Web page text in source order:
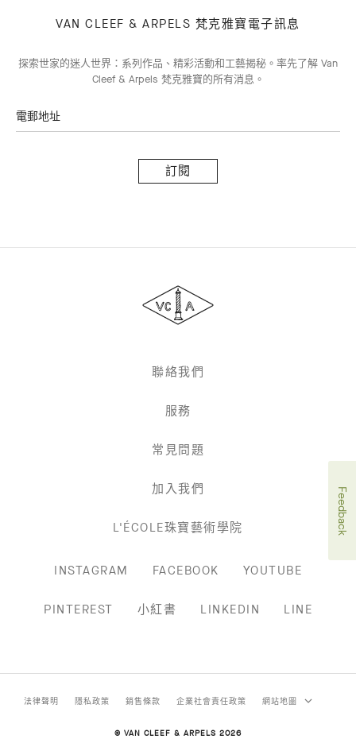
VAN CLEEF & ARPELS 梵克雅寶電子訊息
探索世家的迷人世界：系列作品、精彩活動和工藝揭秘。率先了解 Van
Cleef & Arpels 梵克雅寶的所有消息。
電郵地址
閱
&
Arpels
聯絡我們
服務
常見問題
加入我們
L'ÉCOLE珠寶藝術學院
INSTAGRAM FACEBOOK YOUTUBE
PINTEREST 小紅書 LINKEDIN LINE
法律聲明 隱私政策 銷售條款 企業社會責任政策 網站地圖
© VAN CLEEF & ARPELS 2026
Feedback